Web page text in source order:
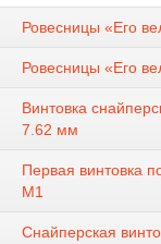
Ровесницы «Его
Ровесницы «Его
Винтовка
7.62 мм
Первая винтовка
M1
Снайперская